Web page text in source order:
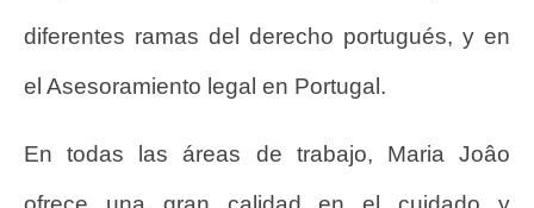
diferentes ramas del derecho portugués, y en
el Asesoramiento legal en Portugal.
En todas las áreas de trabajo, Maria Joâo